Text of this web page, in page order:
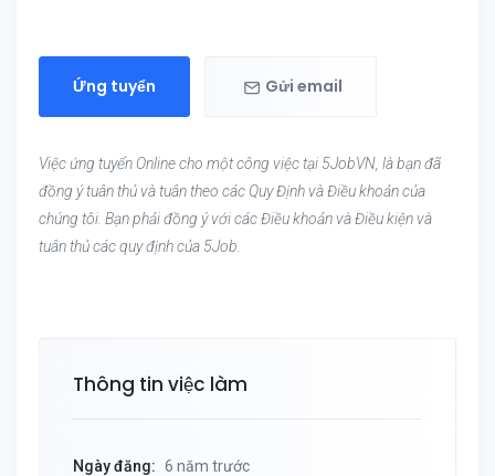
Ứng tuyển Gửi email
Việc ứng tuyển Online cho một công việc tại 5JobVN, là bạn đã
đồng ý tuân thủ và tuân theo các Quy Định và Điều khoản của
chúng tôi. Bạn phải đồng ý với các Điều khoản và Điều kiện và
tuân thủ các quy định của 5Job.
Thông tin việc làm
Ngày đăng: 6 năm trước